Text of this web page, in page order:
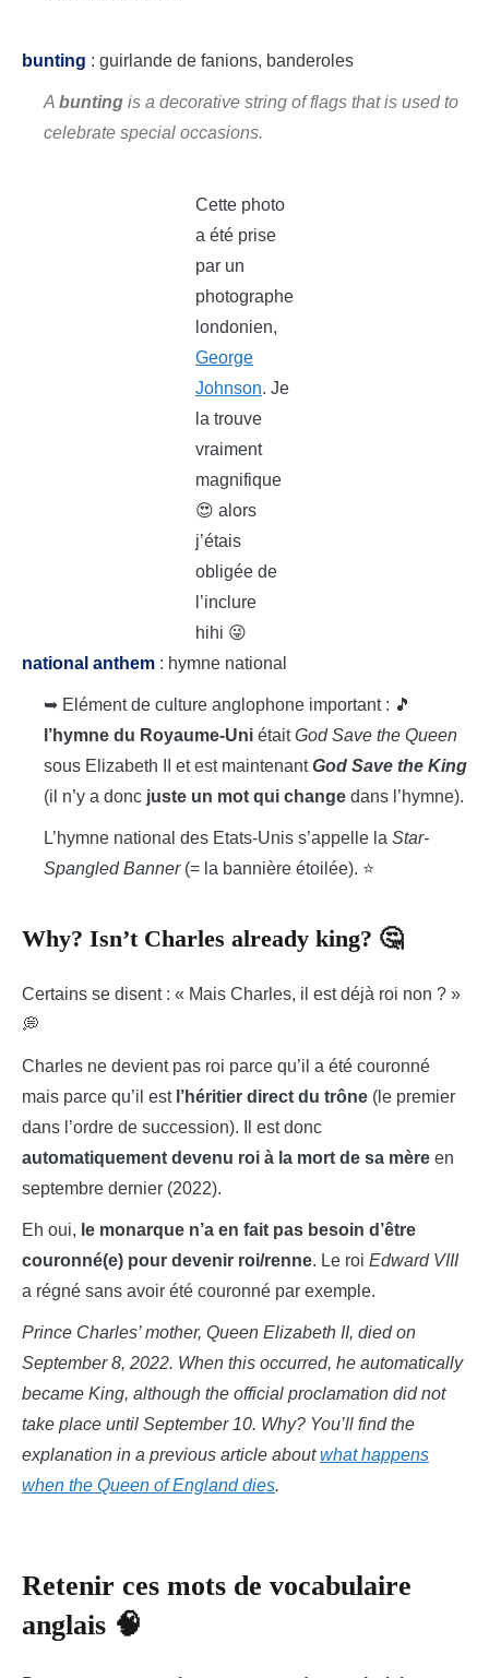
bunting : guirlande de fanions, banderoles
A bunting is a decorative string of flags that is used to
celebrate special occasions.
Cette photo
a été prise
par un
photographe
londonien,
George
Johnson. Je
la trouve
vraiment
magnifique
😍 alors
j’étais
obligée de
l’inclure
hihi 😜
national anthem : hymne national
➥ Elément de culture anglophone important : 🎵
l’hymne du Royaume-Uni étaitGod Save the Queen
sous Elizabeth II et est maintenantGod Save the King
(il n’y a donc juste un mot qui change dans l’hymne).
L’hymne national des Etats-Unis s’appelle la Star-
Spangled Banner(= la bannière étoilée). ⭐
Why? Isn’t Charles already king? 🤔
Certains se disent : « Mais Charles, il est déjà roi non ? »
💭
Charles ne devient pas roi parce qu’il a été couronné
mais parce qu’il est l’héritier direct du trône (le premier
dans l’ordre de succession). Il est donc
automatiquement devenu roi à la mort de sa mère en
septembre dernier (2022).
Eh oui, le monarque n’a en fait pas besoin d’être
couronné(e) pour devenir roi/renne. Le roi Edward VIII
a régné sans avoir été couronné par exemple.
Prince Charles’ mother, Queen Elizabeth II, died on
September 8, 2022. When this occurred, he automatically
became King, although the official proclamation did not
take place until September 10. Why? You’ll find the
explanation in a previous article aboutwhat happens
when the Queen of England dies.
Retenir ces mots de vocabulaire
anglais 🧠